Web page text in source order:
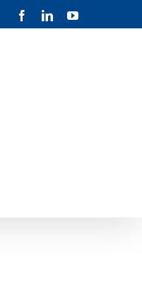
FacebookLinkedInYouTube